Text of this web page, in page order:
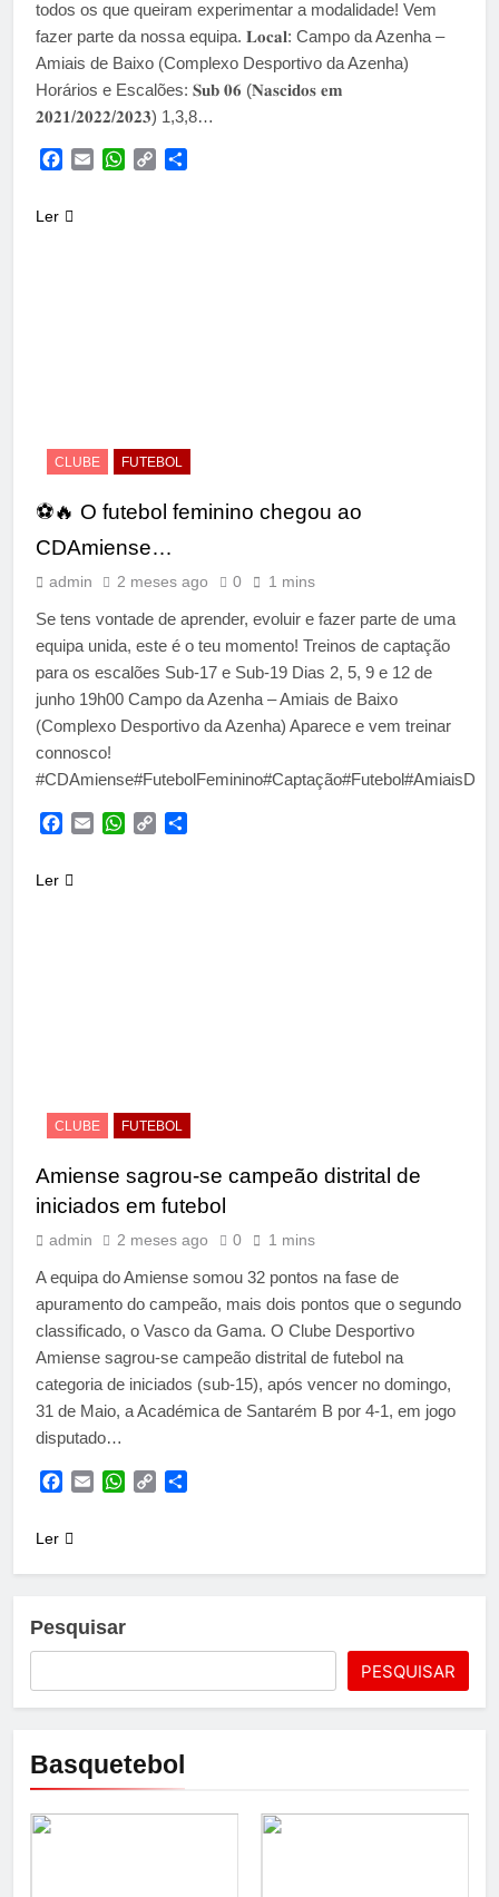
todos os que queiram experimentar a modalidade! Vem
fazer parte da nossa equipa. 𝐋𝐨𝐜𝐚𝐥: Campo da Azenha –
Amiais de Baixo (Complexo Desportivo da Azenha)
Horários e Escalões: 𝐒𝐮𝐛 𝟎𝟔 (𝐍𝐚𝐬𝐜𝐢𝐝𝐨𝐬 𝐞𝐦
𝟐𝟎𝟐𝟏/𝟐𝟎𝟐𝟐/𝟐𝟎𝟐𝟑) 1,3,8…
Facebook
EmailWhatsApp
Copy
Ler
CLUBE FUTEBOL
⚽🔥 O futebol feminino chegou ao
CDAmiense…
admin 2 meses ago 0 1 mins
Se tens vontade de aprender, evoluir e fazer parte de uma
equipa unida, este é o teu momento! Treinos de captação
para os escalões Sub-17 e Sub-19 Dias 2, 5, 9 e 12 de
junho 19h00 Campo da Azenha – Amiais de Baixo
(Complexo Desportivo da Azenha) Aparece e vem treinar
connosco!
Facebook
EmailWhatsApp
Copy
Ler
CLUBE FUTEBOL
Amiense sagrou-se campeão distrital de
iniciados em futebol
admin 2 meses ago 0 1 mins
A equipa do Amiense somou 32 pontos na fase de
apuramento do campeão, mais dois pontos que o segundo
classificado, o Vasco da Gama. O Clube Desportivo
Amiense sagrou-se campeão distrital de futebol na
categoria de iniciados (sub-15), após vencer no domingo,
31 de Maio, a Académica de Santarém B por 4-1, em jogo
disputado…
Facebook
EmailWhatsApp
Copy
Ler
Pesquisar
PESQUISAR
Basquetebol